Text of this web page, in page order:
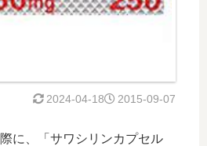
2015-09-07
2024-04-18
に、「サワシリンカプセル